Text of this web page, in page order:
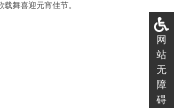
舞喜迎元宵佳节。
网
站
无
障
碍